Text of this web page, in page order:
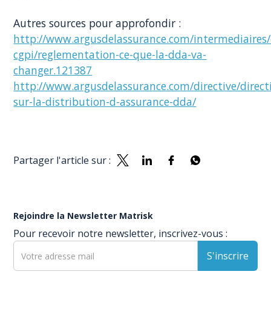
Autres sources pour approfondir :
http://www.argusdelassurance.com/
cgpi/reglementation-ce-que-la-dda-va-
changer.121387
http://www.argusdelassurance.com/directive/
sur-la-distribution-d-assurance-dda/
Partager l'article sur :
Rejoindre la Newsletter Matrisk
Pour recevoir notre newsletter, inscrivez-vous :